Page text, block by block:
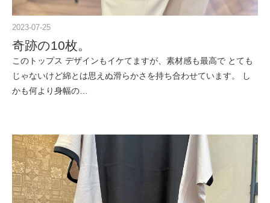
2023-07-25
奇跡の10枚。
このトップス デザインもイケてますが、素材感も最高で とても
じゃないけど綿とは思えぬ滑らかさを持ち合わせています。 し
かも何より身幅の…